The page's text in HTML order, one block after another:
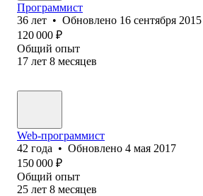
Программист
36 лет • Обновлено 16 сентября 2015
120 000 ₽
Общий опыт
17 лет 8 месяцев
Web-программист
42 года • Обновлено 4 мая 2017
150 000 ₽
Общий опыт
25 лет 8 месяцев